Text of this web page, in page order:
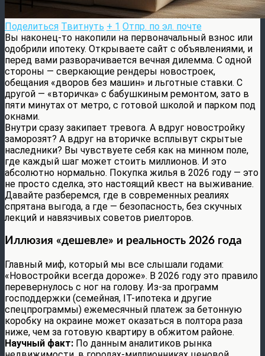
Поделиться Твитнуть + 1 Отпр. по эл. почте
Вы наконец-то накопили на первоначальный взнос или
одобрили ипотеку. Открываете сайт с объявлениями, и
перед вами разворачивается вечная дилемма. С одной
стороны — сверкающие рендеры новостроек,
обещания «дворов без машин» и льготные ставки. С
другой — «вторичка» с бабушкиным ремонтом, зато в
пяти минутах от метро, с готовой школой и парком под
окнами.
Внутри сразу закипает тревога. А вдруг новостройку
заморозят? А вдруг на вторичке всплывут скрытые
наследники? Вы чувствуете себя как на минном поле,
где каждый шаг может стоить миллионов. И это
абсолютно нормально. Покупка жилья в 2026 году — это
не просто сделка, это настоящий квест на выживание.
Давайте разберемся, где в современных реалиях
спрятана выгода, а где — безопасность, без скучных
лекций и навязчивых советов риелторов.
Иллюзия «дешевле» и реальность 2026 года
Главный миф, который мы все слышали годами:
«Новостройки всегда дороже». В 2026 году это правило
перевернулось с ног на голову. Из-за программ
господдержки (семейная, IT-ипотека и другие
спецпрограммы) ежемесячный платеж за бетонную
коробку на окраине может оказаться в полтора раза
ниже, чем за готовую квартиру в обжитом районе.
Научный факт: По данным аналитиков рынка